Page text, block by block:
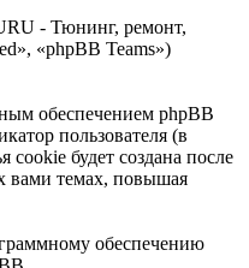
- Тюнинг, ремонт,
«phpBB Teams»)
обеспечением phpBB
пользователя (в
будет создана после
вами темах, повышая
обеспечению